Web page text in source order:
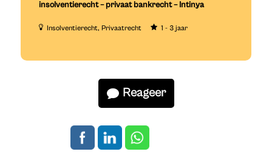
insolventierecht – privaat bankrecht – Intinya
Insolventierecht Privaatrecht 1 - 3 jaar
Reageer